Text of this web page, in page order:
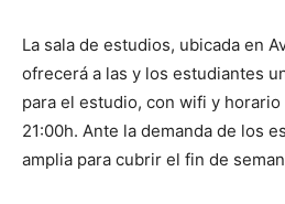
La sala de estudios, ubicada en
ofrecerá a las y los estudiantes
para el estudio, con wifi y
21:00h. Ante la demanda de los
amplia para cubrir el fin de